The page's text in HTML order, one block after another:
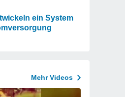
ein System
Mehr Videos